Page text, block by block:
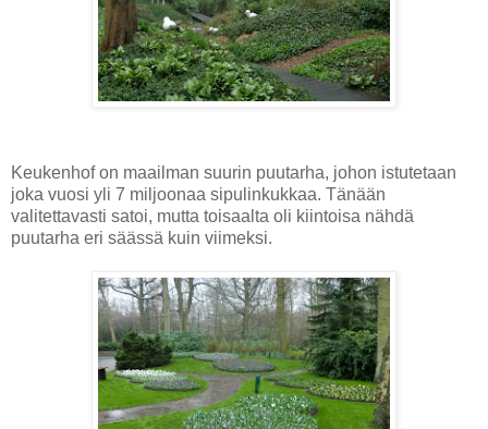
Keukenhof on maailman suurin puutarha, johon istutetaan
joka vuosi yli 7 miljoonaa sipulinkukkaa. Tänään
valitettavasti satoi, mutta toisaalta oli kiintoisa nähdä
puutarha eri säässä kuin viimeksi.